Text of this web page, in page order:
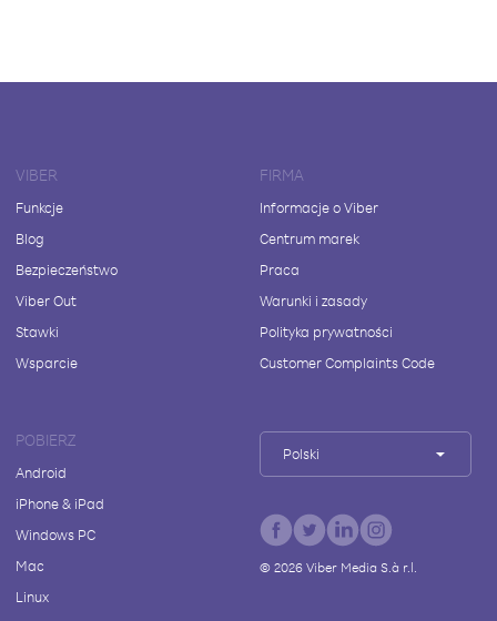
VIBER
Funkcje
Blog
Bezpieczeństwo
Viber Out
Stawki
Wsparcie
FIRMA
Informacje o Viber
Centrum marek
Praca
Warunki i zasady
Polityka prywatności
Customer Complaints Code
POBIERZ
Android
iPhone & iPad
Windows PC
Mac
Linux
Polski
© 2026Viber Media S.à r.l.